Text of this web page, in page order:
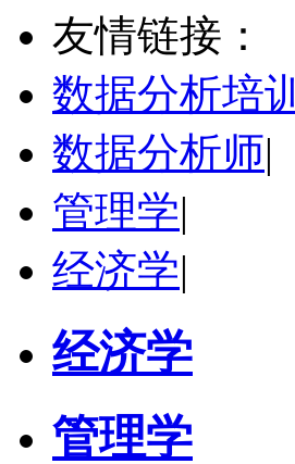
硕导
学校：中南民族大学
立即咨询
友情链接：
数据分析培训
数据分析师|
管理学|
经济学|
经济学
管理学